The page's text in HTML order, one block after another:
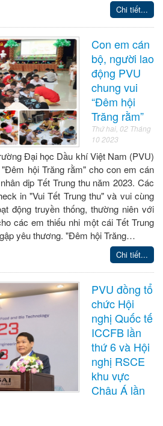
Chi tiết...
Con em cán
bộ, người lao
động PVU
chung vui
“Đêm hội
Trăng rằm”
Thứ hai, 02 Tháng
10 2023
Đại học Dầu khí Việt Nam (PVU)
hội Trăng rằm" cho con em cán
dịp Tết Trung thu năm 2023. Các
in "Vui Tết Trung thu" và vui cùng
động truyền thống, thường niên với
các em thiếu nhi một cái Tết Trung
yêu thương. "Đêm hội Trăng…
Chi tiết...
PVU đồng tổ
chức Hội
nghị Quốc tế
ICCFB lần
thứ 6 và Hội
nghị RSCE
khu vực
Châu Á lần